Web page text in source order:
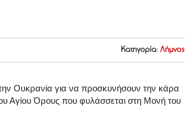
Κατηγορία: Λήμνος
Ουκρανία για να προσκυνήσουν την κάρα
Αγίου Όρους που φυλάσσεται στη Μονή του